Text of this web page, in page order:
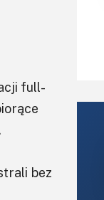
full-
bez